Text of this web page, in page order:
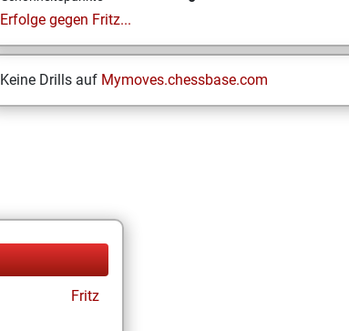
Erfolge gegen Fritz...
Keine Drills auf Mymoves.chessbase.com
Fritz